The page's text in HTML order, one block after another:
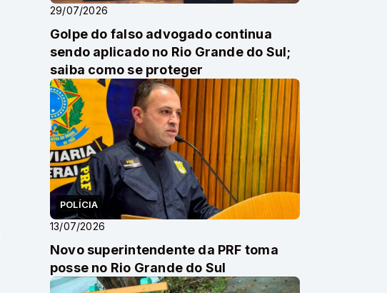
29/07/2026
Golpe do falso advogado continua
sendo aplicado no Rio Grande do Sul;
saiba como se proteger
POLÍCIA
13/07/2026
Novo superintendente da PRF toma
posse no Rio Grande do Sul